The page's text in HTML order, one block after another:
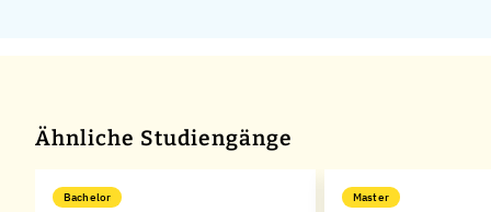
Ähnliche Studiengänge
Bachelor Master